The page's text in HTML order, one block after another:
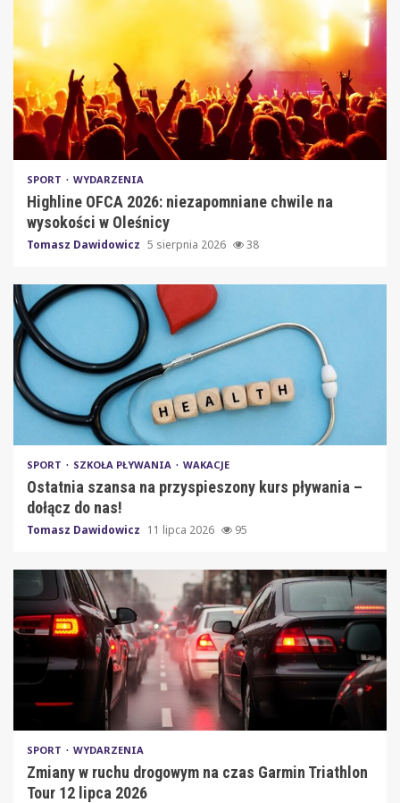
SPORT WYDARZENIA
Highline OFCA 2026: niezapomniane chwile na
wysokości w Oleśnicy
Tomasz Dawidowicz 5 sierpnia 2026 38
SPORT SZKOŁA PŁYWANIA WAKACJE
Ostatnia szansa na przyspieszony kurs pływania –
dołącz do nas!
Tomasz Dawidowicz 11 lipca 2026 95
SPORT WYDARZENIA
Zmiany w ruchu drogowym na czas Garmin Triathlon
Tour 12 lipca 2026